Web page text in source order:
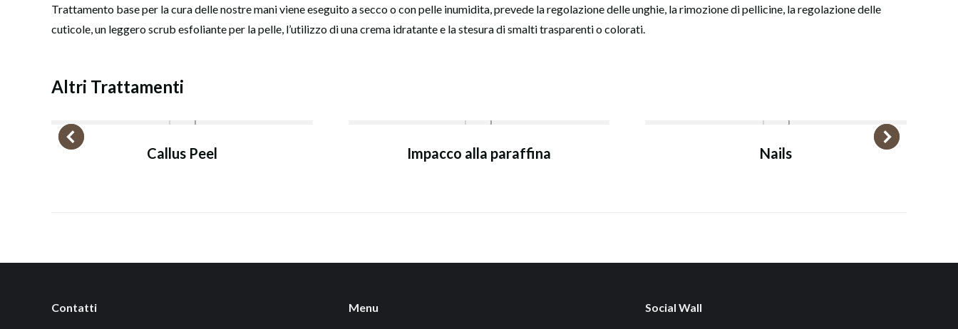
Trattamento base per la cura delle nostre mani viene eseguito a secco o con pelle inumidita, prevede la regolazione delle unghie, la rimozione di pellicine, la regolazione delle
cuticole, un leggero scrub esfoliante per la pelle, l’utilizzo di una crema idratante e la stesura di smalti trasparenti o colorati.
Altri Trattamenti
Callus Peel Impacco alla paraffina Nails
Contatti Menu Social Wall